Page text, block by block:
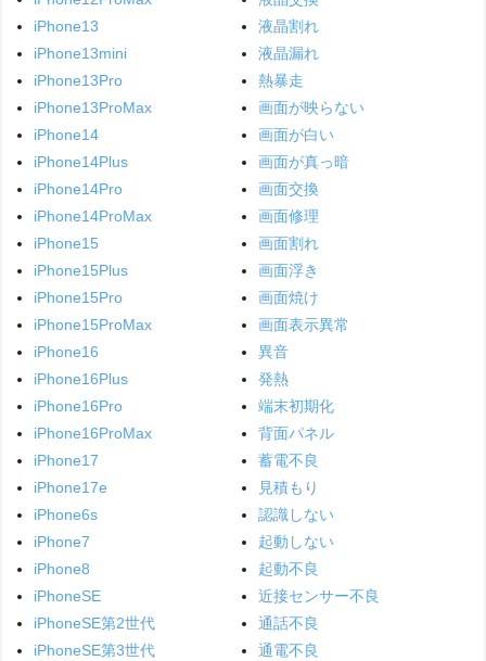
iPhone13
iPhone13mini
iPhone13Pro
iPhone13ProMax
iPhone14
iPhone14Plus
iPhone14Pro
iPhone14ProMax
iPhone15
iPhone15Plus
iPhone15Pro
iPhone15ProMax
iPhone16
iPhone16Plus
iPhone16Pro
iPhone16ProMax
iPhone17
iPhone17e
iPhone6s
iPhone7
iPhone8
iPhoneSE
iPhoneSE第2世代
iPhoneSE第3世代
液晶割れ
液晶漏れ
熱暴走
画面が映らない
画面が白い
画面が真っ暗
画面交換
画面修理
画面割れ
画面浮き
画面焼け
画面表示異常
異音
発熱
端末初期化
背面パネル
蓄電不良
見積もり
認識しない
起動しない
起動不良
近接センサー不良
通話不良
通電不良